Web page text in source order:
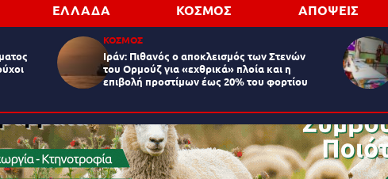
ΕΛΛΑΔΑ ΚΟΣΜΟΣ ΑΠΟΨΕΙΣ
ΚΟΣΜΟΣ
Ιράν: Πιθανός ο αποκλεισμός των Στενών
του Ορμούζ για «εχθρικά» πλοία και η
επιβολή προστίμων έως 20% του φορτίου